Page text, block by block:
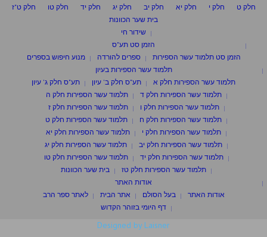
חלק ט
חלק י חלק יא חלק יב חלק יג חלק יד חלק טו
חלק ט"ז
בית שער הכוונות
שידור חי
הזמן סט תע"ס
הזמן סט תלמוד עשר הספירות
ספרים להורדה
מנוע חיפוש בספרים
תלמוד עשר הספירות בעיון
תלמוד עשר הספירות חלק א
תע"ס חלק ב' עיון
תע"ס חלק ג' עיון
תלמוד עשר הספירות חלק ד
תלמוד עשר הספירות חלק ה
תלמוד עשר הספירות חלק ו
תלמוד עשר הספירות חלק ז
תלמוד עשר הספירות חלק ח
תלמוד עשר הספירות חלק ט
תלמוד עשר הספירות חלק י
תלמוד עשר הספירות חלק יא
תלמוד עשר הספירות חלק יב
תלמוד עשר הספירות חלק יג
תלמוד עשר הספירות חלק יד
תלמוד עשר הספירות חלק טו
תלמוד עשר הספירות חלק טז
בית שער הכוונות
אודות האתר
אודות האתר
בעל הסולם אתר הבית
לאתר ספר הרב
דף היומי בזוהר הקדוש
Designed by Laisner